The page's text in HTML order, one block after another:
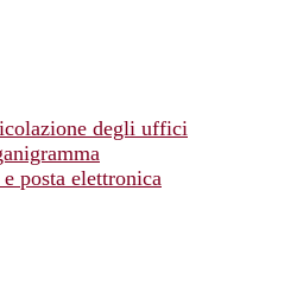
degli uffici
posta elettronica